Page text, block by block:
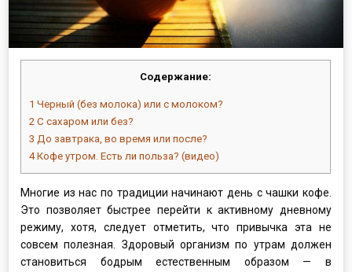
Содержание:
1 Черный (без молока) или с молоком?
2 С сахаром или без?
3 До завтрака, во время или после?
4Кофе утром. Есть ли польза? (видео)
Многие из нас по традиции начинают день с чашки кофе.
Это позволяет быстрее перейти к активному дневному
режиму, хотя, следует отметить, что привычка эта не
совсем полезная. Здоровый организм по утрам должен
становиться бодрым естественным образом — в